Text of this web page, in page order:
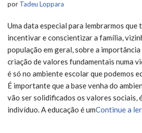
por Tadeu Loppara
Uma data especial para lembrarmos que
incentivar e conscientizar a família,
população em geral, sobre a importância
criação de valores fundamentais numa
é só no ambiente escolar que podemos
É importante que a base venha do
vão ser solidificados os valores sociais,
indivíduo. A educação é umContinue a ler